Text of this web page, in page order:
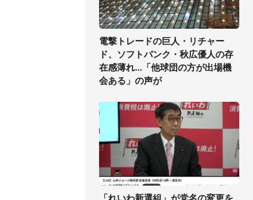
電撃トレードの巨人・リチャー
ド、ソフトバンク・秋広優人の存
在感薄れ...「他球団の方が出場機
会ある」の声が